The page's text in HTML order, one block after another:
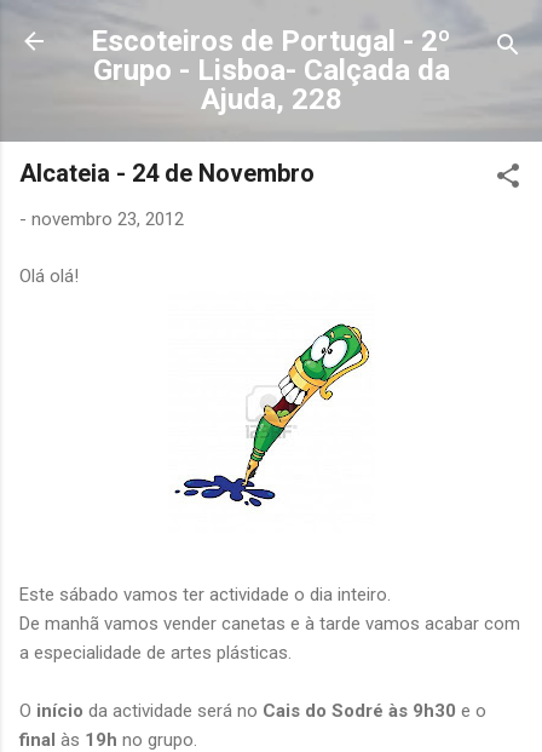
Avançar para o conteúdo principal
Escoteiros de Portugal - 2º
Grupo - Lisboa- Calçada da
Ajuda, 228
Alcateia - 24 de Novembro
- novembro 23, 2012
Olá olá!
Este sábado vamos ter actividade o dia inteiro.
De manhã vamos vender canetas e à tarde vamos acabar com
a especialidade de artes plásticas.
O início da actividade será no Cais do Sodré às 9h30 e o
final às 19h no grupo.